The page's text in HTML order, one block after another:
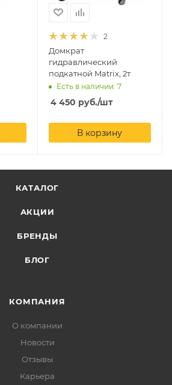
2
Домкрат
гидравлический
подкатной Matrix, 2т
Есть в наличии: 7
4 450 руб./шт
В корзину
КАТАЛОГ
АКЦИИ
БРЕНДЫ
БЛОГ
КОМПАНИЯ
О компании
Новости
Отзывы
Карьера